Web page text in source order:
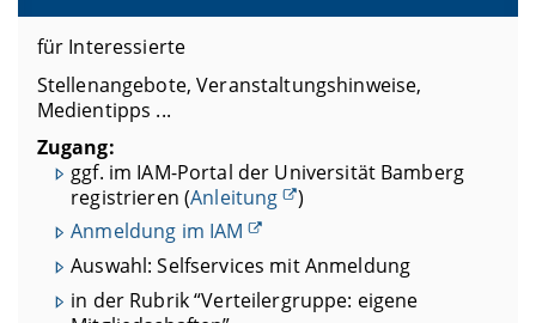
für Interessierte
Stellenangebote, Veranstaltungshinweise,
Medientipps ...
Zugang:
ggf. im IAM-Portal der Universität Bamberg
registrieren (Anleitung
)
Anmeldung im IAM
Auswahl: Selfservices mit Anmeldung
in der Rubrik “Verteilergruppe: eigene